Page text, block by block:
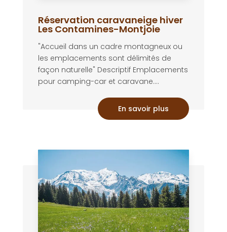
Réservation caravaneige hiver
Les Contamines-Montjoie
"Accueil dans un cadre montagneux ou
les emplacements sont délimités de
façon naturelle" Descriptif Emplacements
pour camping-car et caravane....
En savoir plus